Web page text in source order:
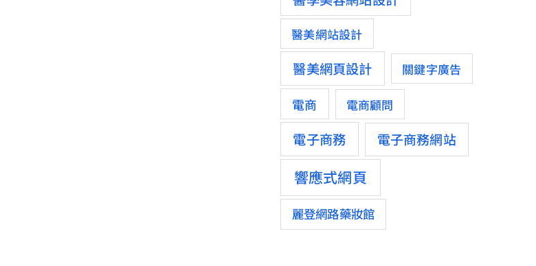
醫美網站設計
醫美網頁設計 關鍵字廣告
電商 電商顧問
電子商務 電子商務網站
響應式網頁
麗登網路藥妝館